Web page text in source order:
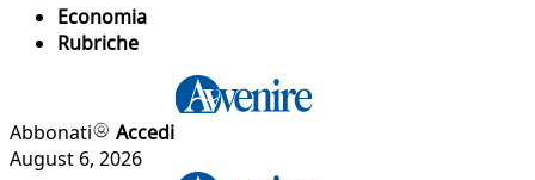
Economia
Rubriche
Abbonati
Accedi
August 6, 2026